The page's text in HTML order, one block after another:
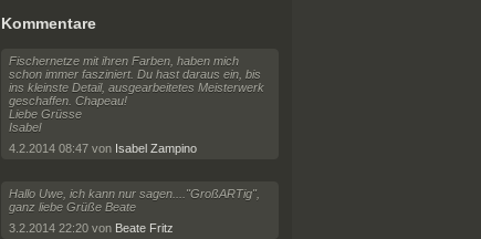
Kommentare
Fischernetze mit ihren Farben, haben mich
schon immer fasziniert. Du hast daraus ein, bis
ins kleinste Detail, ausgearbeitetes Meisterwerk
geschaffen. Chapeau!
Liebe Grüsse
Isabel
4.2.2014 08:47 von Isabel Zampino
Hallo Uwe, ich kann nur sagen...."GroßARTig",
ganz liebe Grüße Beate
3.2.2014 22:20 von Beate Fritz